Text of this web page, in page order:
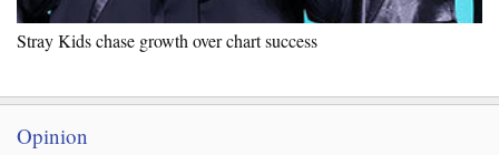
Stray Kids chase growth over chart success
Opinion